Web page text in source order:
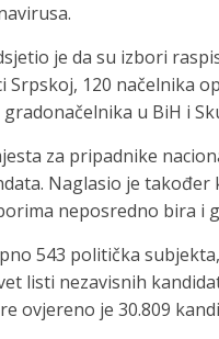
je da su izbori
120 načelnika
u BiH i
za pripadnike
Naglasio je
neposredno bira i
543 politička
listi nezavisnih
ovjereno je 30.809